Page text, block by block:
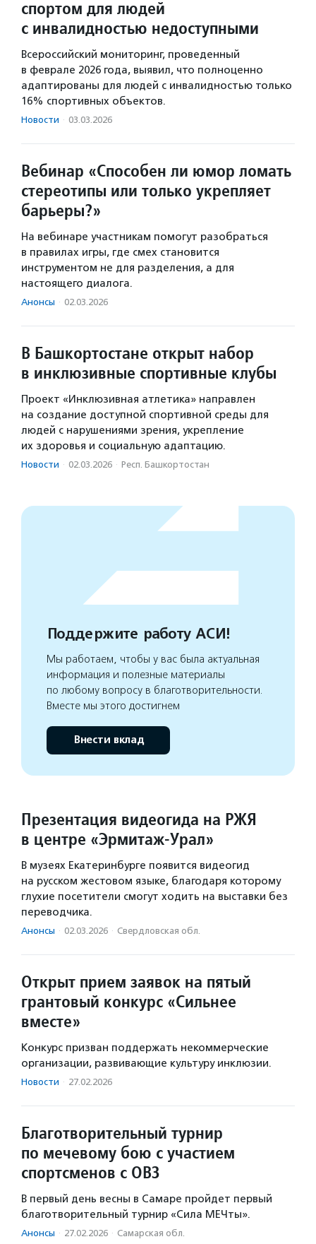
спортом для людей
с инвалидностью недоступными
Всероссийский мониторинг, проведенный
в феврале 2026 года, выявил, что полноценно
адаптированы для людей с инвалидностью только
16% спортивных объектов.
Новости · 03.03.2026
Вебинар «Способен ли юмор ломать
стереотипы или только укрепляет
барьеры?»
На вебинаре участникам помогут разобраться
в правилах игры, где смех становится
инструментом не для разделения, а для
настоящего диалога.
Анонсы · 02.03.2026
В Башкортостане открыт набор
в инклюзивные спортивные клубы
Проект «Инклюзивная атлетика» направлен
на создание доступной спортивной среды для
людей с нарушениями зрения, укрепление
их здоровья и социальную адаптацию.
Новости · 02.03.2026 · Респ. Башкортостан
Поддержите работу АСИ!
Мы работаем, чтобы у вас была актуальная
информация и полезные материалы
по любому вопросу в благотворительности.
Вместе мы этого достигнем
Внести вклад
Презентация видеогида на РЖЯ
в центре «Эрмитаж-Урал»
В музеях Екатеринбурге появится видеогид
на русском жестовом языке, благодаря которому
глухие посетители смогут ходить на выставки без
переводчика.
Анонсы · 02.03.2026 · Свердловская обл.
Открыт прием заявок на пятый
грантовый конкурс «Сильнее
вместе»
Конкурс призван поддержать некоммерческие
организации, развивающие культуру инклюзии.
Новости · 27.02.2026
Благотворительный турнир
по мечевому бою с участием
спортсменов с ОВЗ
В первый день весны в Самаре пройдет первый
благотворительный турнир «Сила МЕЧты».
Анонсы · 27.02.2026 · Самарская обл.